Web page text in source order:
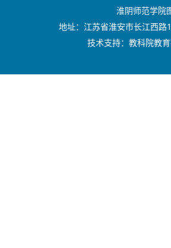
淮阴师范学院
地址：江苏省淮安市长江西
技术支持：教科院教